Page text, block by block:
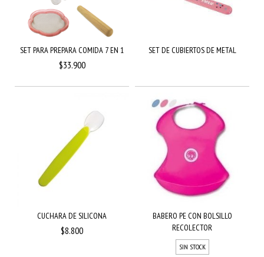
SET PARA PREPARA COMIDA 7 EN 1
$33.900
SET DE CUBIERTOS DE METAL
CUCHARA DE SILICONA
$8.800
BABERO PE CON BOLSILLO
RECOLECTOR
SIN STOCK